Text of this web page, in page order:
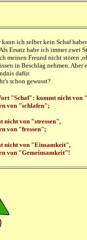
kann ich selber kein Schaf
Ersatz habe ich immer zwei
meinen Freund nicht stören
in Beschlag nehmen. Aber
dafür.
schon gewusst?
"Schaf": kommt nicht von
von "schlafen";
nicht von "stressen",
von "fressen";
nicht von "Einsamkeit",
von "Gemeinsamkeit"!